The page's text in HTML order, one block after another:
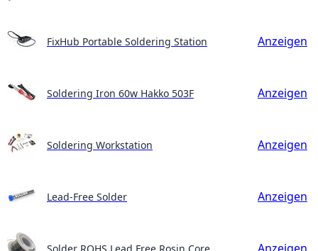
FixHub Portable Soldering Station Anzeigen
Soldering Iron 60w Hakko 503F Anzeigen
Soldering Workstation Anzeigen
Lead-Free Solder Anzeigen